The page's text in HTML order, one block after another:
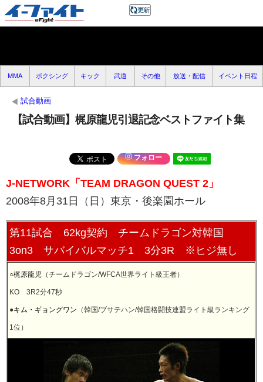
MMA ボクシング キック 武道 その他 放送・配信 イベント日程
試合動画
【試合動画】梶原龍児引退記念ベストファイト集
フォロー
J-NETWORK「TEAM DRAGON QUEST 2」
2008年8月31日（日）東京・後楽園ホール
第11試合 62kg契約 チームドラゴン対韓国
3on3 サバイバルマッチ1 3分3R ※ヒジ無し
○梶原龍児 （チームドラゴン/WFCA世界ライト級王者）
KO 3R2分47秒
●キム・ギョングワン （韓国/ブサテハン/韓国格闘技連盟ライト級ランキング
1位）